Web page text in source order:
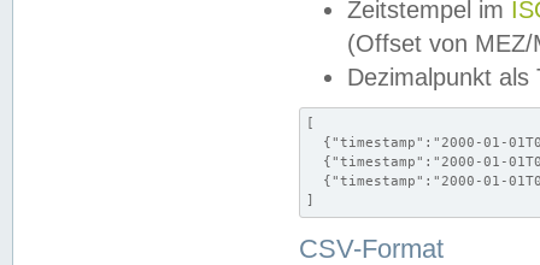
Zeitstempel im
(Offset von MEZ/
Dezimalpunkt als
[
{"timestamp":"2000-01-
{"timestamp":"2000-01-
{"timestamp":"2000-01-
]
CSV-Format